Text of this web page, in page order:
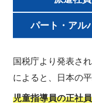
パート・アル
国税庁より発表さ
によると、日本の
児童指導員の正社